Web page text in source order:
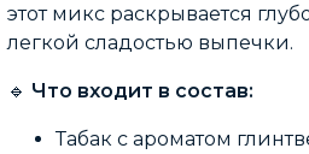
этот микс раскрывается
легкой сладостью выпечки.
🔹 Что входит в состав:
Табак с ароматом